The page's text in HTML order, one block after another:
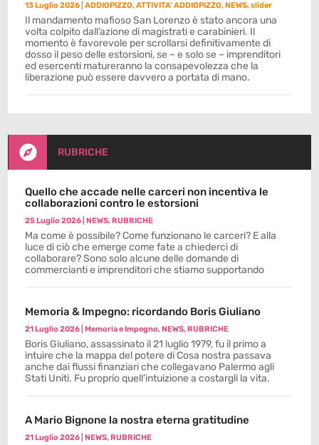
13 Luglio 2026 |ADDIOPIZZO,ATTIVITA' ADDIOPIZZO,NEWS,slider
Il mandamento mafioso San Lorenzo è stato ancora una
volta colpito dall’azione di magistrati e carabinieri. Il
momento è favorevole per scrollarsi definitivamente di
dosso il peso delle estorsioni, se – e solo se – imprenditori
ed esercenti matureranno la consapevolezza che la
liberazione può essere davvero a portata di mano.
 RUBRICHE
Quello che accade nelle carceri non incentiva le
collaborazioni contro le estorsioni
25 Luglio 2026 |NEWS,RUBRICHE
Ma come è possibile? Come funzionano le carceri? E alla
luce di ciò che emerge come fate a chiederci di
collaborare? Sono solo alcune delle domande di
commercianti e imprenditori che stiamo supportando
Memoria & Impegno: ricordando Boris Giuliano
21 Luglio 2026 |Memoria e Impegno,NEWS,RUBRICHE
Boris Giuliano, assassinato il 21 luglio 1979, fu il primo a
intuire che la mappa del potere di Cosa nostra passava
anche dai flussi finanziari che collegavano Palermo agli
Stati Uniti. Fu proprio quell’intuizione a costargli la vita.
A Mario Bignone la nostra eterna gratitudine
21 Luglio 2026 |NEWS,RUBRICHE